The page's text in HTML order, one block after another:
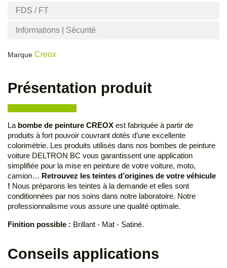
FDS / FT
Informations | Sécurité
Marque Creox
Présentation produit
La bombe de peinture CREOX est fabriquée à partir de
produits à fort pouvoir couvrant dotés d’une excellente
colorimétrie. Les produits utilisés dans nos bombes de peinture
voiture DELTRON BC vous garantissent une application
simplifiée pour la mise en peinture de votre voiture, moto,
camion… Retrouvez les teintes d’origines de votre véhicule
! Nous préparons les teintes à la demande et elles sont
conditionnées par nos soins dans notre laboratoire. Notre
professionnalisme vous assure une qualité optimale.
Finition possible : Brillant - Mat - Satiné.
Conseils applications